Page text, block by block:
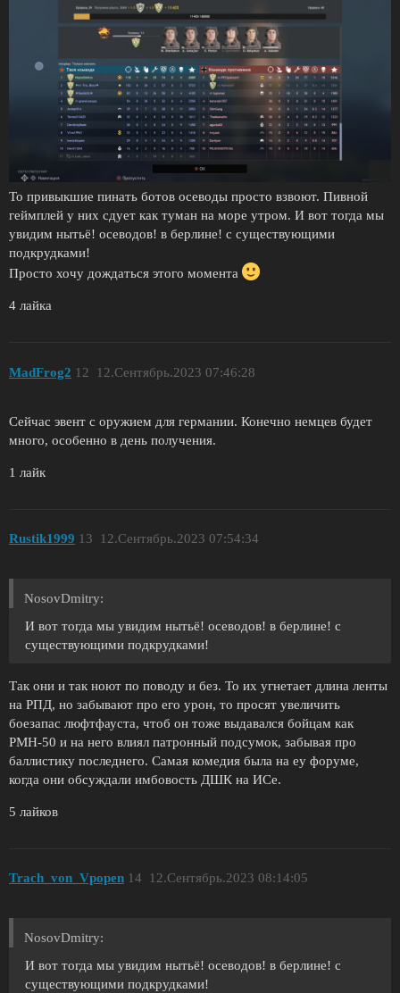
То привыкшие пинать ботов осеводы просто взвоют. Пивной
геймплей у них сдует как туман на море утром. И вот тогда мы
увидим нытьё! осеводов! в берлине! с существующими
подкрудками!
Просто хочу дождаться этого момента
4 лайка
MadFrog2 12.Сентябрь.2023 07:46:28
12
Сейчас эвент с оружием для германии. Конечно немцев будет
много, особенно в день получения.
1 лайк
Rustik1999 12.Сентябрь.2023 07:54:34
13
NosovDmitry:
И вот тогда мы увидим нытьё! осеводов! в берлине! с
существующими подкрудками!
Так они и так ноют по поводу и без. То их угнетает длина ленты
на РПД, но забывают про его урон, то просят увеличить
боезапас люфтфауста, чтоб он тоже выдавался бойцам как
РМН-50 и на него влиял патронный подсумок, забывая про
баллистику последнего. Самая комедия была на еу форуме,
когда они обсуждали имбовость ДШК на ИСе.
5 лайков
Trach_von_Vpopen 12.Сентябрь.2023 08:14:05
14
NosovDmitry:
И вот тогда мы увидим нытьё! осеводов! в берлине! с
существующими подкрудками!